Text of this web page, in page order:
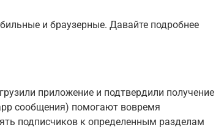
и браузерные. Давайте подробнее
приложение и подтвердили получение
сообщения) помогают вовремя
подписчиков к определенным разделам